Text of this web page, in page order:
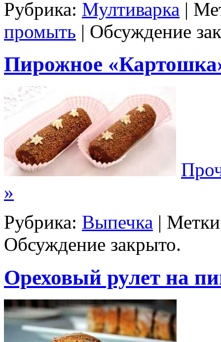
Рубрика: Мултиварка |
промыть | Обсуждение
Пирожное
»
Рубрика: Выпечка |
Обсуждение закрыто.
Ореховый рулет на